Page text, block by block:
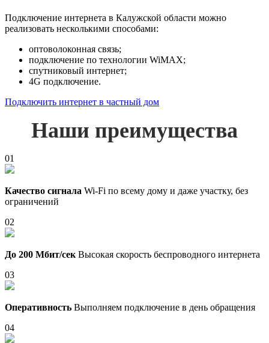
Подключение интернета в Калужской области можно
реализовать несколькими способами:
оптоволоконная связь;
подключение по технологии WiMAX;
спутниковый интернет;
4G подключение.
Подключить интернет в частный дом
Наши преимущества
01
Качество сигнала Wi-Fi по всему дому и даже участку, без
ограничений
02
До 200 Мбит/сек Высокая скорость беспроводного интернета
03
Оперативность Выполняем подключение в день обращения
04